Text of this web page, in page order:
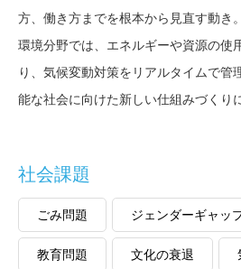
方、働き方までを根本から見直す動き。
環境分野では、エネルギーや資源の使
り、気候変動対策をリアルタイムで管
能な社会に向けた新しい仕組みづくり
社会課題
ごみ問題 ジェンダーギャッ
教育問題 文化の衰退